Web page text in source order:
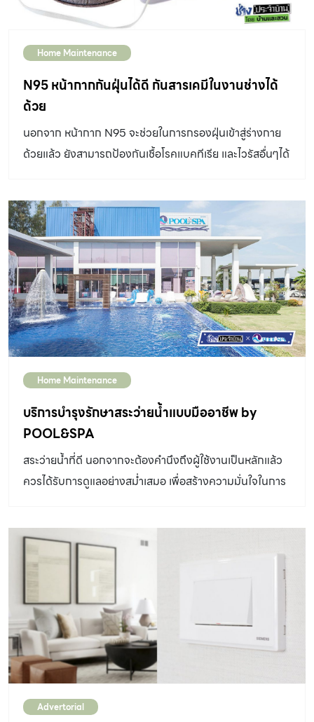
Home Maintenance
N95 หน้ากากกันฝุ่นได้ดี กันสารเคมีในงานช่างได้
ด้วย
นอกจาก หน้ากาก N95 จะช่วยในการกรองฝุ่นเข้าสู่ร่างกาย
ด้วยแล้ว ยังสามารถป้องกันเชื้อโรคแบคทีเรีย และไวรัสอื่นๆได้
หน้ากาก N95
Home Maintenance
บริการบำรุงรักษาสระว่ายน้ำแบบมืออาชีพ by
POOL&SPA
สระว่ายน้ำที่ดี นอกจากจะต้องคำนึงถึงผู้ใช้งานเป็นหลักแล้ว
ควรได้รับการดูแลอย่างสม่ำเสมอ เพื่อสร้างความมั่นใจในการ
Advertorial